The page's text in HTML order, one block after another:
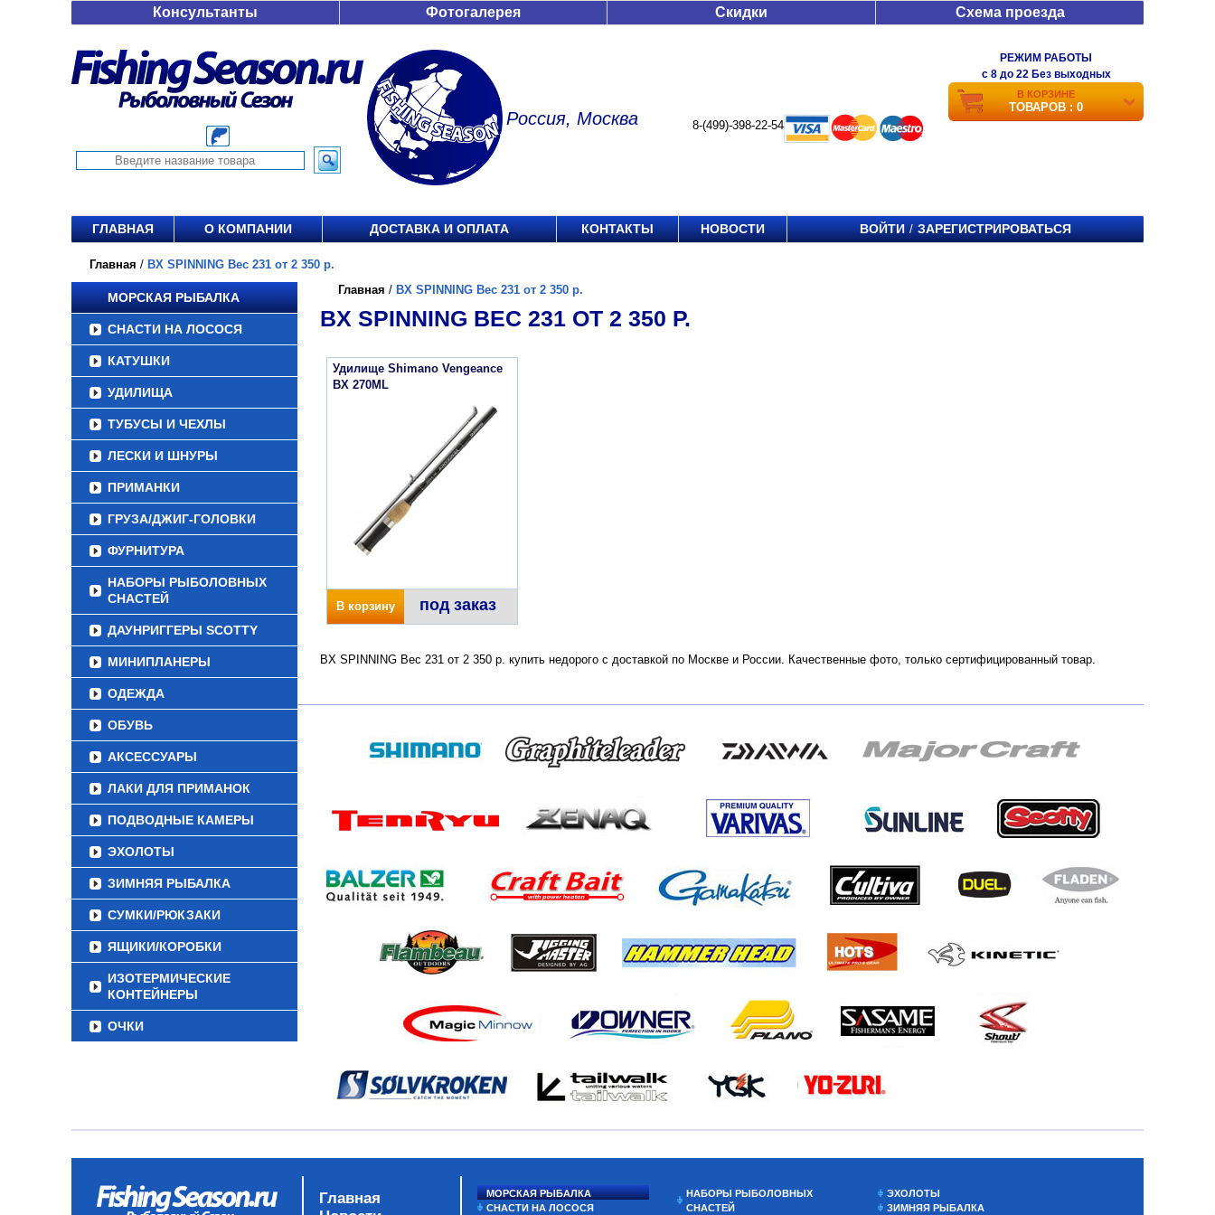
Консультанты Фотогалерея Скидки Схема проезда
Россия, Москва 8-(499)-398-22-54
РЕЖИМ РАБОТЫ
c 8 до 22 Без выходных
В КОРЗИНЕ
ТОВАРОВ : 0
ГЛАВНАЯ О КОМПАНИИ ДОСТАВКА И ОПЛАТА КОНТАКТЫ НОВОСТИ ВОЙТИ / ЗАРЕГИСТРИРОВАТЬСЯ
Главная / BX SPINNING Вес 231 от 2 350 р.
МОРСКАЯ РЫБАЛКА
СНАСТИ НА ЛОСОСЯ
КАТУШКИ
УДИЛИЩА
ТУБУСЫ И ЧЕХЛЫ
ЛЕСКИ И ШНУРЫ
ПРИМАНКИ
ГРУЗА/ДЖИГ-ГОЛОВКИ
ФУРНИТУРА
НАБОРЫ РЫБОЛОВНЫХ
СНАСТЕЙ
ДАУНРИГГЕРЫ SCOTTY
МИНИПЛАНЕРЫ
ОДЕЖДА
ОБУВЬ
АКСЕССУАРЫ
ЛАКИ ДЛЯ ПРИМАНОК
ПОДВОДНЫЕ КАМЕРЫ
ЭХОЛОТЫ
ЗИМНЯЯ РЫБАЛКА
СУМКИ/РЮКЗАКИ
ЯЩИКИ/КОРОБКИ
ИЗОТЕРМИЧЕСКИЕ
КОНТЕЙНЕРЫ
ОЧКИ
Главная / BX SPINNING Вес 231 от 2 350 р.
BX SPINNING ВЕС 231 ОТ 2 350 Р.
Удилище Shimano Vengeance
BX 270ML
В корзину под заказ
BX SPINNING Вес 231 от 2 350 р. купить недорого с доставкой по Москве и России. Качественные фото, только сертифицированный товар.
Главная
МОРСКАЯ РЫБАЛКА
СНАСТИ НА ЛОСОСЯ
НАБОРЫ РЫБОЛОВНЫХ
СНАСТЕЙ
ЭХОЛОТЫ
ЗИМНЯЯ РЫБАЛКА